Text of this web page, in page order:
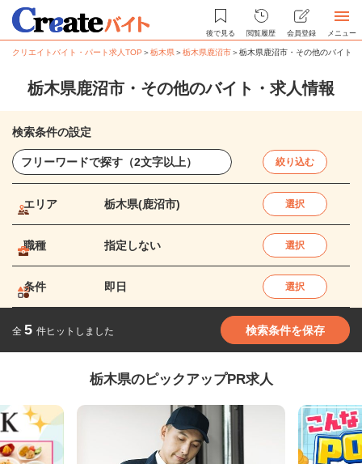
後で見る 閲覧履歴 会員登録 メニュー
クリエイトバイト・パート求人TOP ＞栃木県＞栃木県鹿沼市＞栃木県鹿沼市・その他のバイト
栃木県鹿沼市・その他のバイト・求人情報
検索条件の設定
絞り込む
エリア 栃木県(鹿沼市) 選択
職種 指定しない 選択
条件 即日 選択
全 5 件ヒットしました 検索条件を保存
栃木県のピックアップPR求人